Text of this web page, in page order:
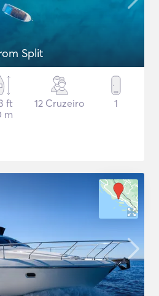
Split
ft
m
12 Cruzeiro 1